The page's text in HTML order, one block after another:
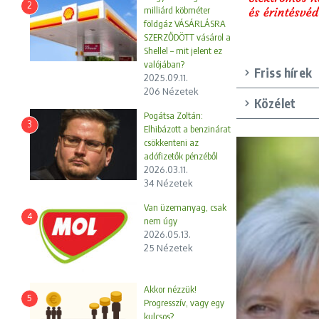
2
milliárd köbméter
földgáz VÁSÁRLÁSRA
SZERZŐDÖTT vásárol a
Shellel – mit jelent ez
valójában?
2025.09.11.
206 Nézetek
3
Pogátsa Zoltán:
Elhibázott a benzinárat
csökkenteni az
adófizetők pénzéből
2026.03.11.
34 Nézetek
4
Van üzemanyag, csak
nem úgy
2026.05.13.
25 Nézetek
5
Akkor nézzük!
Progresszív, vagy egy
kulcsos?
Friss hírek
Közélet